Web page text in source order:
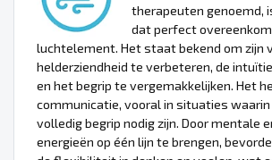
therapeuten genoemd,
dat perfect
luchtelement. Het staat bekend om zijn
helderziendheid te verbeteren, de
en het begrip te vergemakkelijken. Het
communicatie, vooral in situaties waarin
volledig begrip nodig zijn. Door mentale
energieën op één lijn te brengen,